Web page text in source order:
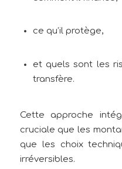
ce qu’il protège,
et quels sont les
transfère.
Cette approche
cruciale que les
que les choix
irréversibles.